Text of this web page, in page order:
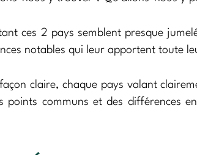
ces 2 pays semblent presque
notables qui leur apportent toute
claire, chaque pays valant
communs et des différences